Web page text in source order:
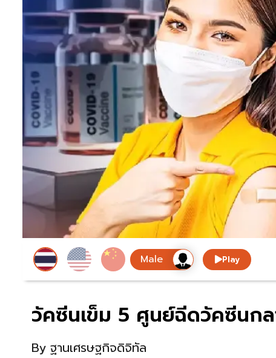
Play
วัคซีนเข็ม 5 ศูนย์ฉีดวัคซีนกล
By ฐานเศรษฐกิจดิจิทัล